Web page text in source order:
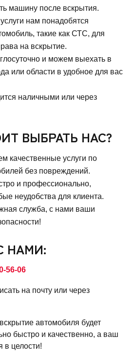
машину после вскрытия.
нам понадобятся
такие как СТС, для
на вскрытие.
и можем выехать в
или области в удобное для вас
наличными или через
ВЫБРАТЬ НАС?
качественные услуги по
без повреждений.
и профессионально,
неудобства для клиента.
служба, с нами ваши
НАМИ:
56-06
на почту или через
автомобиля будет
быстро и качественно, а ваш
в целости!